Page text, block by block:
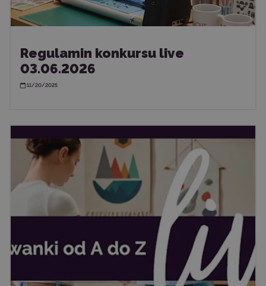
Regulamin konkursu live
03.06.2026
11/20/2025